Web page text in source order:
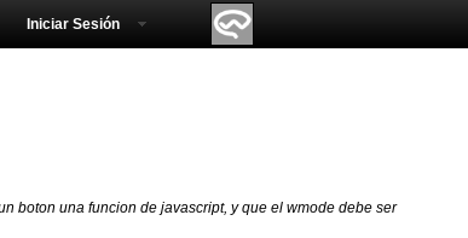
Iniciar Sesión
boton una funcion de javascript, y que el wmode debe ser